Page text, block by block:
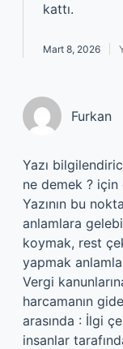
kattı.
Mart 8, 2026
Furkan
Yazı
ne demek ?
Yazının bu
anlamlara
koymak, rest
yapmak
Vergi
harcamanın
arasında : İlgi
insanlar